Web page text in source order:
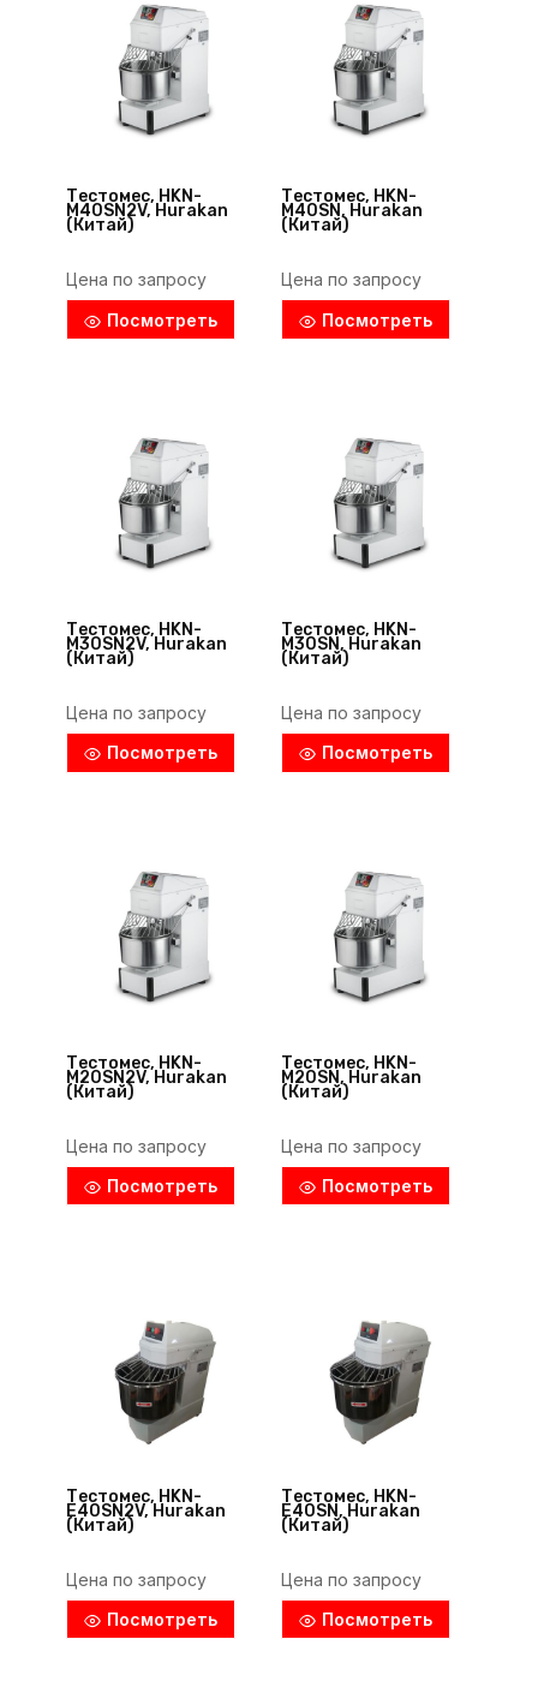
Тестомес, HKN-
M40SN2V, Hurakan
(Китай)
Цена по запросу
Посмотреть
Тестомес, HKN-
M40SN, Hurakan
(Китай)
Цена по запросу
Посмотреть
Тестомес, HKN-
M30SN2V, Hurakan
(Китай)
Цена по запросу
Посмотреть
Тестомес, HKN-
M30SN, Hurakan
(Китай)
Цена по запросу
Посмотреть
Тестомес, HKN-
M20SN2V, Hurakan
(Китай)
Цена по запросу
Посмотреть
Тестомес, HKN-
M20SN, Hurakan
(Китай)
Цена по запросу
Посмотреть
Тестомес, HKN-
E40SN2V, Hurakan
(Китай)
Цена по запросу
Посмотреть
Тестомес, HKN-
E40SN, Hurakan
(Китай)
Цена по запросу
Посмотреть